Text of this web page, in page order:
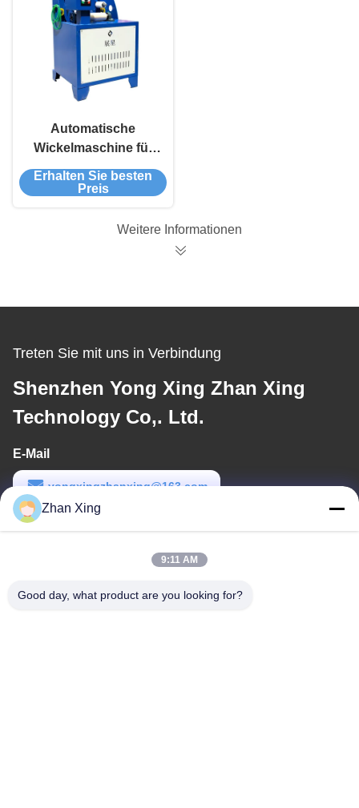
Automatische
Wickelmaschine für
die Verpackung von
PET-Streifen
Erhalten Sie besten
Preis
Weitere Informationen
Treten Sie mit uns in Verbindung
Shenzhen Yong Xing Zhan Xing
Technology Co,. Ltd.
E-Mail
yongxingzhanxing@163.com
Arbeitszeit
Zhan Xing
9:11 AM
Good day, what product are you looking for?